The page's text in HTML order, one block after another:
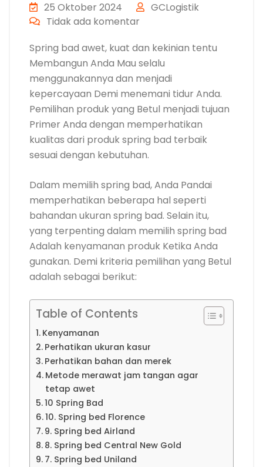
25 Oktober 2024
GCLogistik
Tidak ada komentar
Spring bad awet, kuat dan kekinian tentu
Membangun Anda Mau selalu
menggunakannya dan menjadi
kepercayaan Demi menemani tidur Anda.
Pemilihan produk yang Betul menjadi tujuan
Primer Anda dengan memperhatikan
kualitas dari produk spring bad terbaik
sesuai dengan kebutuhan.
Dalam memilih spring bad, Anda Pandai
memperhatikan beberapa hal seperti
bahandan ukuran spring bad. Selain itu,
yang terpenting dalam memilih spring bad
Adalah kenyamanan produk Ketika Anda
gunakan. Demi kriteria pemilihan yang Betul
adalah sebagai berikut:
Table of Contents
Kenyamanan
Perhatikan ukuran kasur
Perhatikan bahan dan merek
Metode merawat jam tangan agar
tetap awet
10 Spring Bad
10. Spring bed Florence
9. Spring bed Airland
8. Spring bed Central New Gold
7. Spring bed Uniland